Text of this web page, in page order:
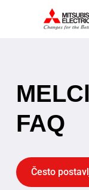
FAQ
Često